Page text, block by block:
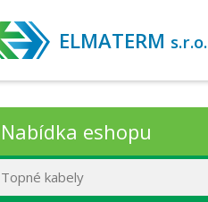
ELMATERM s.r.o.
Nabídka eshopu
Topné kabely